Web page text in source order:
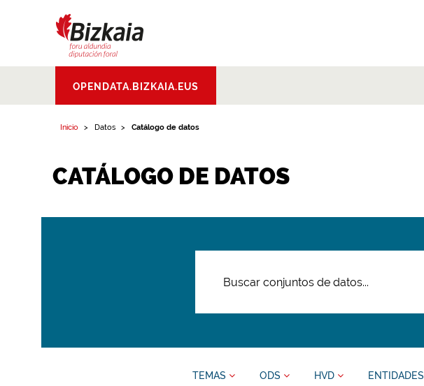
Aldundia.Diputacion
Foral de Bizkaia
OPENDATA.BIZKAIA.EUS
Inicio Datos Catálogo de datos
CATÁLOGO DE DATOS
TEMAS ODS HVD ENTIDADES